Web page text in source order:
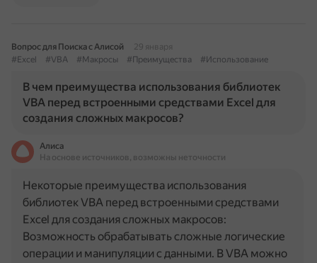
Вопрос для Поиска с Алисой
29 января
#Excel
#VBA #Макросы #Преимущества #Использование
В чем преимущества использования библиотек
VBA перед встроенными средствами Excel для
создания сложных макросов?
Алиса
На основе источников, возможны неточности
Некоторые преимущества использования
библиотек VBA перед встроенными средствами
Excel для создания сложных макросов:
Возможность обрабатывать сложные логические
операции и манипуляции с данными. В VBA можно